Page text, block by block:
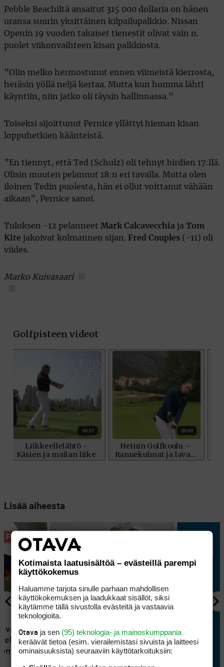
Pebble Beachiltä ansaitut 315 000 dollaria on hänen
uransa suurin yksittäinen kilpailupalkkio. Nissan
Openin 19 vuoden takaiset tienestit olivat vain n.
puolet viikonvaihteen kisan palkkiosta.
”Olin melko hermostunut ennen viimeistä kierrosta,
heräsin yöllä neljä kertaa. Mutta kun homma lähti
käyntiin, niin jatko oli täysin hallinnassa.”
Toiseksi sijoittunut Pernice yllättyi hieman kisan
loppuhetkien käänteistä.
”En tiennyt, että Ted (Schulz) oli tehnyt birdien 17:llä.
Olisin muuten pelannut 18:n eri tavalla. Mutta olen
iloinen Tedin puolesta, hän ei ollut voittanut vähään
aikaan”, Pernice sanoi.
Tuloksen -12 pelanneet Mark Calcavecchia ja Tom
Kite jakoivat kolmannen sijan. Fred Couples (-11) oli
viides.
Marko Kuivasaari
Lisää aiheesta
KILPAGOLF
otti toisen voittonsa kauden
kolmannessa startissaan
vai
Kotimaista laatusisältöä – evästeillä parempi
käyttökokemus
Haluamme tarjota sinulle parhaan mahdollisen
käyttökokemuksen ja laadukkaat sisällöt, siksi
käytämme tällä sivustolla evästeitä ja vastaavia
teknologioita.
Otava ja sen (95) teknologia- ja mainoskumppania
keräävät tietoa (esim. vierailemis­tasi sivuista ja laitteesi
ominaisuuk­sista) seuraaviin käyttötarkoituksiin: